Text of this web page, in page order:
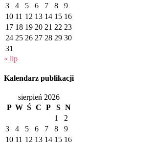
3
4 5 6 7 8
9
10 11 12 13 14 15 16
17 18 19 20 21 22 23
24 25 26 27 28 29 30
31
« lip
Kalendarz publikacji
sierpień 2026
P W Ś C P S N
1
2
3
4 5 6 7 8
9
10 11 12 13 14 15 16